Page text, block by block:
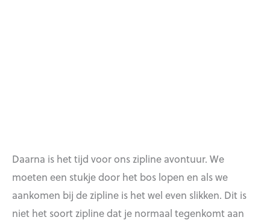
Daarna is het tijd voor ons zipline avontuur. We
moeten een stukje door het bos lopen en als we
aankomen bij de zipline is het wel even slikken. Dit is
niet het soort zipline dat je normaal tegenkomt aan